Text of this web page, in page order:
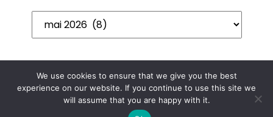
Archives
Copyright. Le blog de l'homme moderne. Blog lifestyle au
We use cookies to ensure that we give you the best
experience on our website. If you continue to use this site we
will assume that you are happy with it.